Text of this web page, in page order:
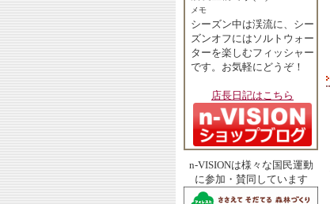
メモ
シーズン中は渓流に、シー
ズンオフにはソルトウォー
ターを楽しむフィッシャー
です。お気軽にどうぞ！
店長日記はこちら
n-VISIONは様々な国民運動
に参加・賛同しています